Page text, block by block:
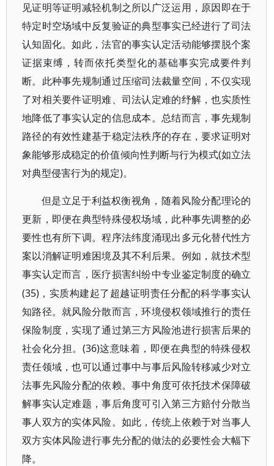
见证明等证明减轻机制之所以广泛运用，原因即在于
特定时空场域中反复验证的典型事实已经进行了司法
认知固化。如此，法官的事实认定活动能够摆脱个案
证据束缚，转而依托类型化的基础事实完成要件判
断。此种事先规制通过压缩司法裁量空间，不仅实现
了对相关要件证明难、司法认定难的纾解，也实质性
地降低了事实认定的信息成本。总结而言，事先规制
路径的有效性建基于稳定法秩序的存在，要求证明对
象能够形成稳定的价值倾向性判断与行为模式(如立法
对典型侵害行为的规定)。
但是立足于利益权衡视角，随着风险分配理论的
更新，即便在典型特殊侵权场域，此种事先调整的必
要性也有所下调。程序法纬度涌现出多元化替代性方
案以消解证明难困境及其不利后果。例如，就技术型
事实认定而言，医疗损害纠纷中专业鉴定制度的确立
(35)，实质构建起了超越证明责任分配的科学事实认
知路径。就风险分散而言，环境侵权领域推行的责任
保险制度，实现了通过第三方风险池进行损害后果的
社会化分担。(36)这意味着，即便在典型的特殊侵权
责任领域，也可以通过事中与事后风险转移减少对立
法事先风险分配的依赖。事中角度可依托技术保障破
解事实认定难题，事后角度可引入第三方赔付分散当
事人双方的实体风险。如此，传统上依赖于对当事人
双方实体风险进行事先分配的做法的必要性会大幅下
降。